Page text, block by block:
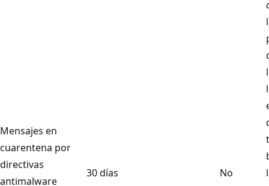
Mensajes en
cuarentena por
directivas
antimalware
30 días No